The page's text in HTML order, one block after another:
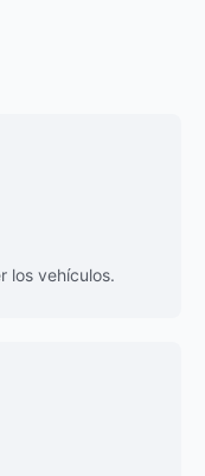
los vehículos.